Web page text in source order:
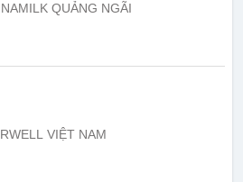
QUẢNG NGÃI
VIỆT NAM